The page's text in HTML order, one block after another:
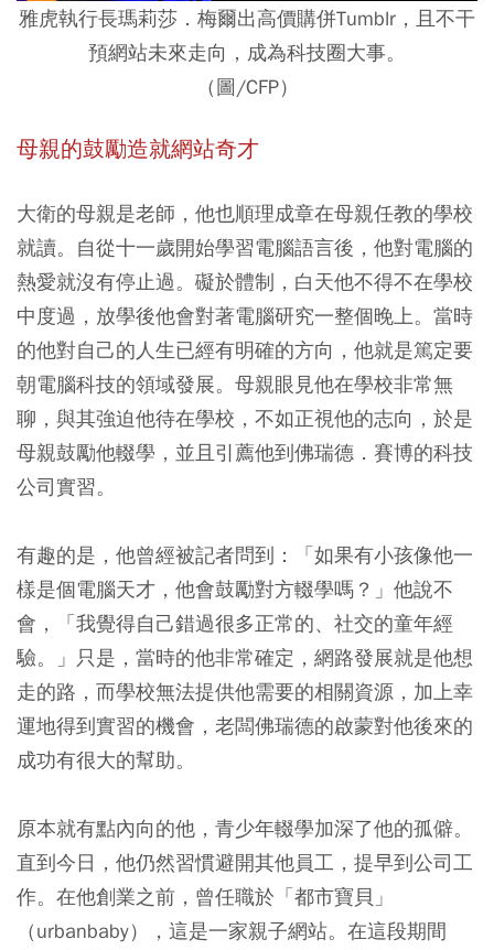
雅虎執行長瑪莉莎．梅爾出高價購併Tumblr，且不干
預網站未來走向，成為科技圈大事。
（圖/CFP）
母親的鼓勵造就網站奇才
大衛的母親是老師，他也順理成章在母親任教的學校
就讀。自從十一歲開始學習電腦語言後，他對電腦的
熱愛就沒有停止過。礙於體制，白天他不得不在學校
中度過，放學後他會對著電腦研究一整個晚上。當時
的他對自己的人生已經有明確的方向，他就是篤定要
朝電腦科技的領域發展。母親眼見他在學校非常無
聊，與其強迫他待在學校，不如正視他的志向，於是
母親鼓勵他輟學，並且引薦他到佛瑞德．賽博的科技
公司實習。
有趣的是，他曾經被記者問到：「如果有小孩像他一
樣是個電腦天才，他會鼓勵對方輟學嗎？」他說不
會，「我覺得自己錯過很多正常的、社交的童年經
驗。」只是，當時的他非常確定，網路發展就是他想
走的路，而學校無法提供他需要的相關資源，加上幸
運地得到實習的機會，老闆佛瑞德的啟蒙對他後來的
成功有很大的幫助。
原本就有點內向的他，青少年輟學加深了他的孤僻。
直到今日，他仍然習慣避開其他員工，提早到公司工
作。在他創業之前，曾任職於「都市寶貝」
（urbanbaby），這是一家親子網站。在這段期間